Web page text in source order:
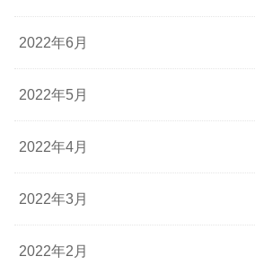
2022年6月
2022年5月
2022年4月
2022年3月
2022年2月